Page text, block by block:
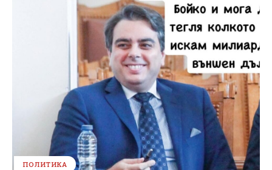
ПОЛИТИКА